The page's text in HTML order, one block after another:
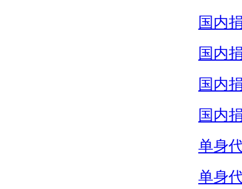
国内
国内
国内
国内
单身
单身